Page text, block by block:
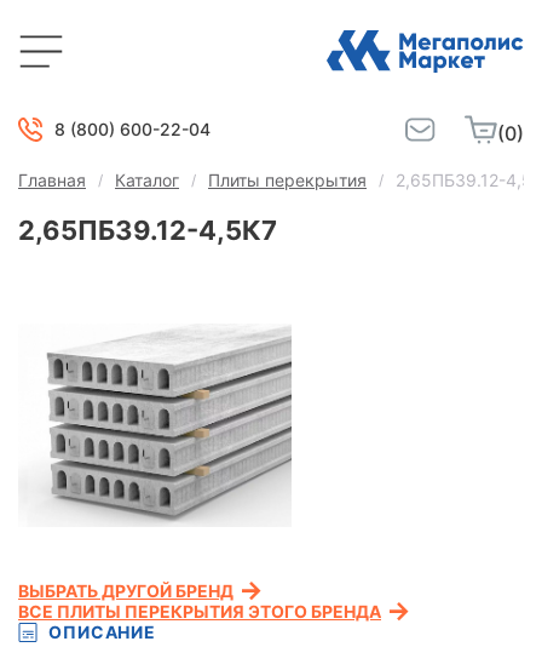
8 (800) 600-22-04 (0)
Главная Каталог Плиты перекрытия 2,65ПБ39.12-
2,65ПБ39.12-4,5К7
ОПИСАНИЕ
ВЫБРАТЬ ДРУГОЙ БРЕНД
ВСЕ ПЛИТЫ ПЕРЕКРЫТИЯ ЭТОГО БРЕНДА